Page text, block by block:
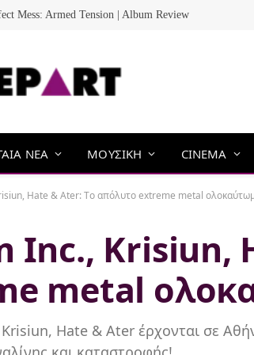
Mess: Armed Tension | Album Review
ΝΕΑ ΜΟΥΣΙΚΗ CINEMA
Hate & Ater: Tο απόλυτο extreme metal
Inc., Krisiun,
metal
Hate & Ater έρχονται σε